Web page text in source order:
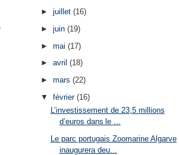
► juillet (16)
► juin (19)
► mai (17)
► avril (18)
► mars (22)
▼ février (16)
L’investissement de 23,5 millions
d’euros dans le ...
Le parc portugais Zoomarine Algarve
inaugurera deu...